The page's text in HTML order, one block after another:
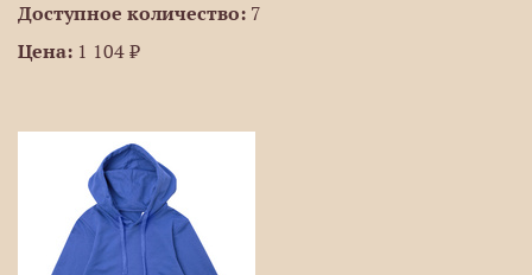
Доступное количество: 7
Цена: 1 104 ₽